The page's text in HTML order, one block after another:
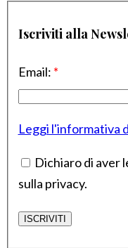
Iscriviti alla
Email: *
Leggi l'informativa
Dichiaro di aver
sulla privacy.